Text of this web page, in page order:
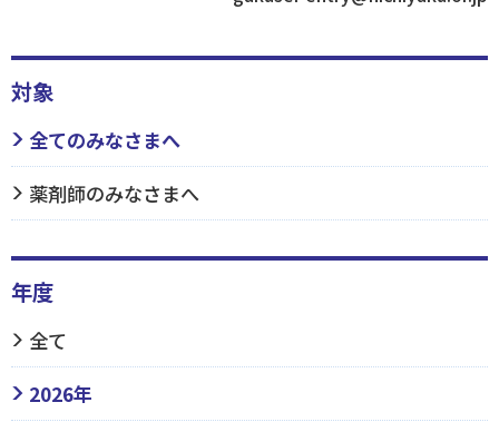
対象
全てのみなさまへ
薬剤師のみなさまへ
年度
全て
2026年